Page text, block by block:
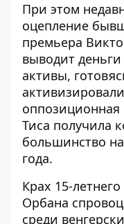
При этом
оцепление
премьера
выводит
активы,
Тиса получила
большинство
года.
Крах 15-
Орбана
среди